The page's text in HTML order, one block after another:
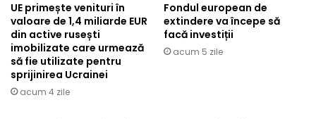
UE primește venituri în
valoare de 1,4 miliarde EUR
din active rusești
imobilizate care urmează
să fie utilizate pentru
sprijinirea Ucrainei
acum 4 zile
Fondul european de
extindere va începe să
facă investiții
acum 5 zile